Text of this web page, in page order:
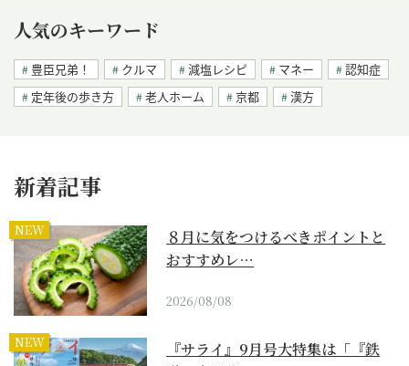
人気のキーワード
豊臣兄弟！ クルマ 減塩レシピ マネー
認知症
定年後の歩き方
老人ホーム 京都 漢方
新着記事
NEW
８月に気をつけるべきポイントと
おすすめレ…
2026/08/08
NEW
『サライ』9月号大特集は「『鉄